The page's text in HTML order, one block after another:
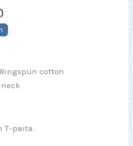
cotton
T-paita.